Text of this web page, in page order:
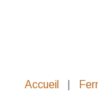
Accueil